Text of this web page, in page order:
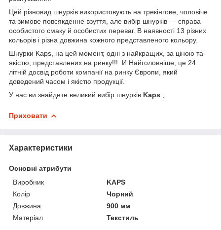
Цей різновид шнурків використовують на трекінгове, чоловіче
та зимове повсякденне взуття, але вибір шнурків — справа
особистого смаку й особистих переваг. В наявності 13 різних
кольорів і різна довжина кожного представленого кольору.
Шнурки Kaps, на цей момент, одні з найкращих, за ціною та
якістю, представлених на ринку!!! И Найголовніше, це 24
літній досвід роботи компанії на ринку Європи, який
доведений часом і якістю продукції.
У нас ви знайдете великий вибір шнурків Kaps
Приховати
Характеристики
Основні атрибути
Виробник
KAPS
Колір
Чорний
Довжина
900 мм
Матеріал
Текстиль